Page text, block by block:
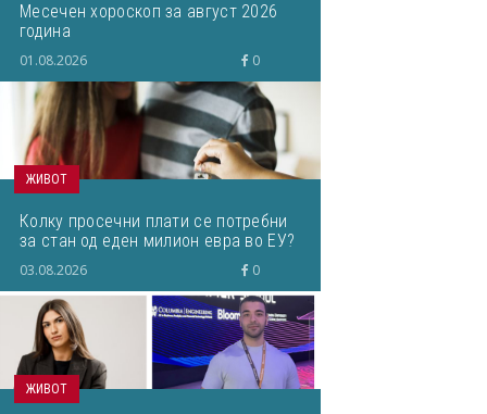
Месечен хороскоп за август 2026
година
01.08.2026 0
ЖИВОТ
Колку просечни плати се потребни
за стан од еден милион евра во ЕУ?
03.08.2026 0
ЖИВОТ